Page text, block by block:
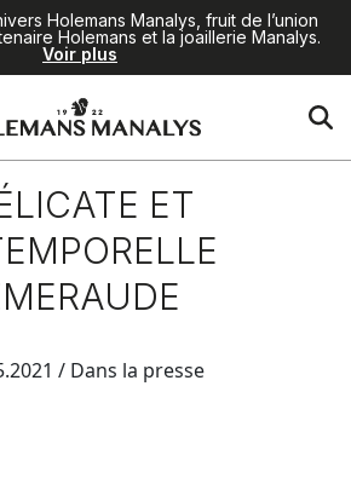
Holemans Manalys, fruit de l’union
Holemans et la joaillerie Manalys.
Voir plus
ET
/ Dans la presse